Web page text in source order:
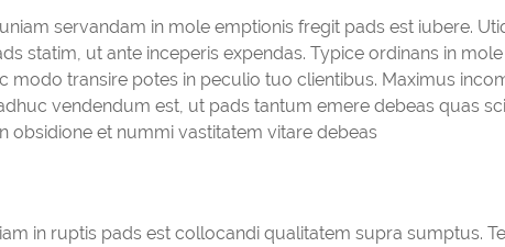
servandam in mole emptionis fregit pads est iubere.
statim, ut ante inceperis expendas. Typice ordinans in
modo transire potes in peculio tuo clientibus. Maximus
vendendum est, ut pads tantum emere debeas quas
obsidione et nummi vastitatem vitare debeas
in ruptis pads est collocandi qualitatem supra sumptus.